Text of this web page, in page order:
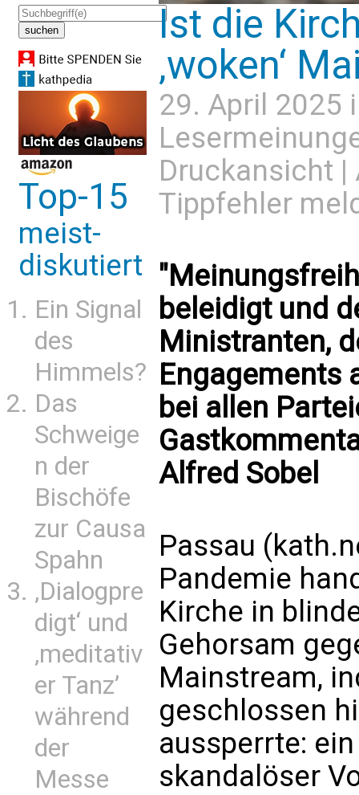
Top-15
meist-
diskutiert
Ein Signal
des
Himmels?
Das
Schweige
n der
Bischöfe
zur Causa
Spahn
‚Dialogpre
digt‘ und
‚meditativ
er Tanz’
während
der
Messe
Ist die
‚woken‘
29. April 2025
Druckansicht |
Tippfehler
beleidigt und
Ministranten,
Engagements
bei allen
Alfred Sobel
Passau
Pandemie
Kirche in
Gehorsam
Mainstream,
geschlossen
aussperrte:
skandalöser